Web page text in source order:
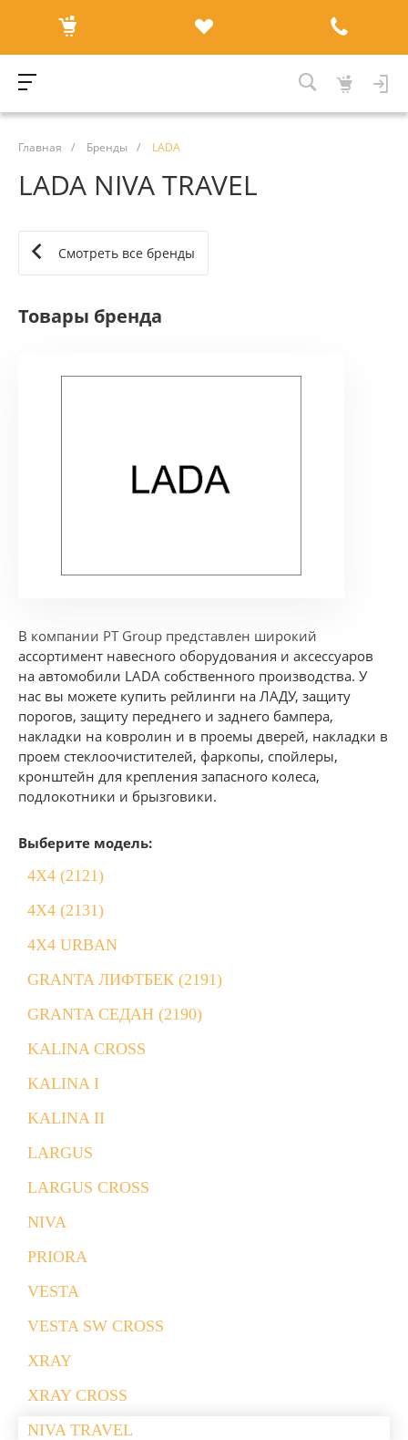
Главная / Бренды / LADA
LADA NIVA TRAVEL
Смотреть все бренды
Товары бренда
В компании PT Group представлен широкий
ассортимент навесного оборудования и аксессуаров
на автомобили LADA собственного производства. У
нас вы можете купить рейлинги на ЛАДУ, защиту
порогов, защиту переднего и заднего бампера,
накладки на ковролин и в проемы дверей, накладки в
проем стеклоочистителей, фаркопы, спойлеры,
кронштейн для крепления запасного колеса,
подлокотники и брызговики.
Выберите модель:
4X4 (2121)
4X4 (2131)
4X4 URBAN
GRANTA ЛИФТБЕК (2191)
GRANTA СЕДАН (2190)
KALINA CROSS
KALINA I
KALINA II
LARGUS
LARGUS CROSS
NIVA
PRIORA
VESTA
VESTA SW CROSS
XRAY
XRAY CROSS
NIVA TRAVEL